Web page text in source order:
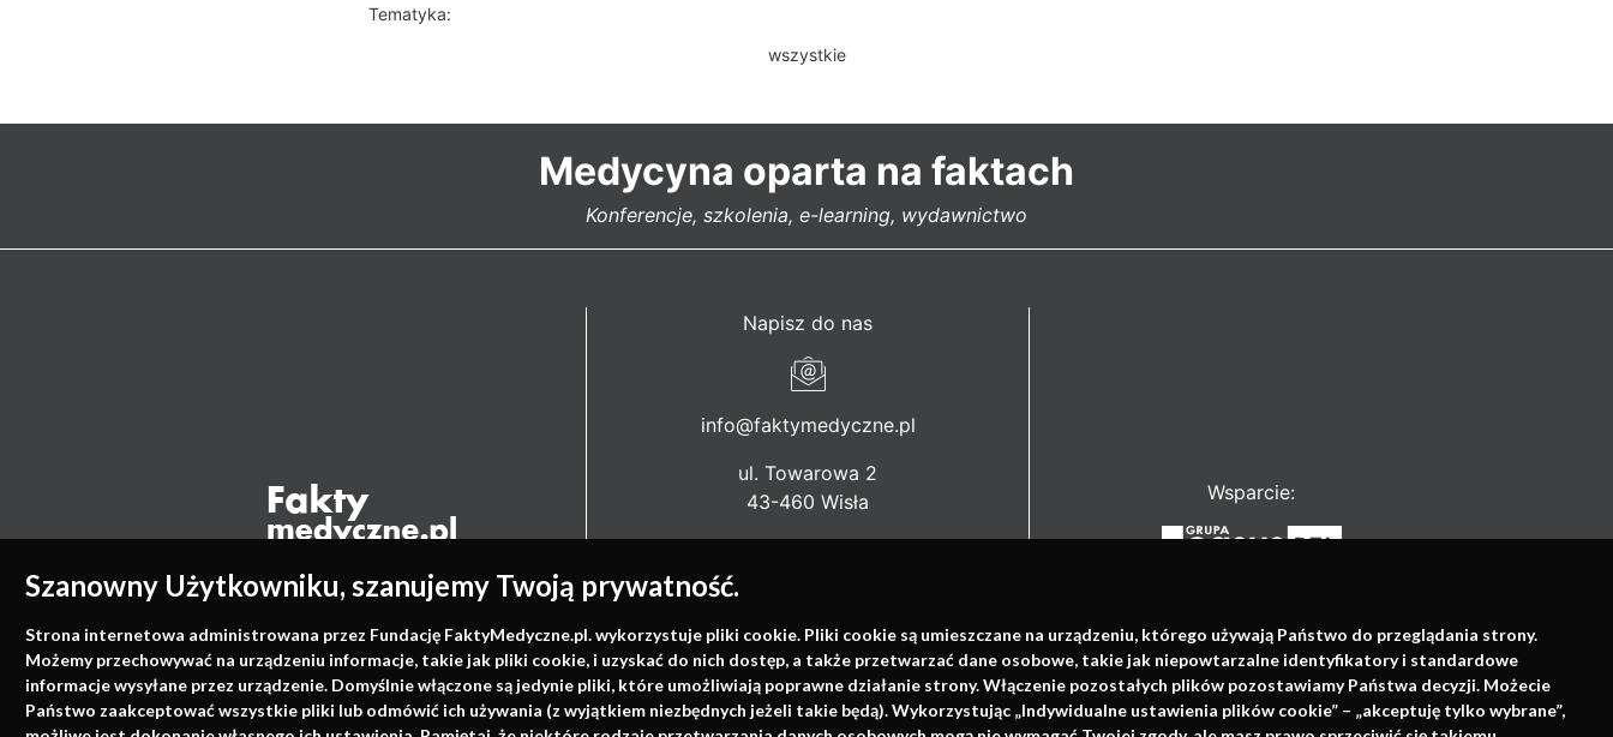
Szanowny Użytkowniku, szanujemy Twoją prywatność.
Strona internetowa administrowana przez Fundację FaktyMedyczne.pl. wykorzystuje pliki cookie. Pliki cookie są umieszczane na urządzeniu, którego używają Państwo do przeglądania strony.
Możemy przechowywać na urządzeniu informacje, takie jak pliki cookie, i uzyskać do nich dostęp, a także przetwarzać dane osobowe, takie jak niepowtarzalne identyfikatory i standardowe
informacje wysyłane przez urządzenie. Domyślnie włączone są jedynie pliki, które umożliwiają poprawne działanie strony. Włączenie pozostałych plików pozostawiamy Państwa decyzji. Możecie
Państwo zaakceptować wszystkie pliki lub odmówić ich używania (z wyjątkiem niezbędnych jeżeli takie będą). Wykorzystując „Indywidualne ustawienia plików cookie” – „akceptuję tylko wybrane”,
Tematyka:
wszystkie
Medycyna oparta na faktach
Konferencje, szkolenia, e-learning, wydawnictwo
Napisz do nas
info@faktymedyczne.pl
ul. Towarowa 2
43-460 Wisła
ul. Wolności 338b
Biuro Zarządu Fundacji:
ul. Rodawska 26
61-312 Poznań
Wsparcie: